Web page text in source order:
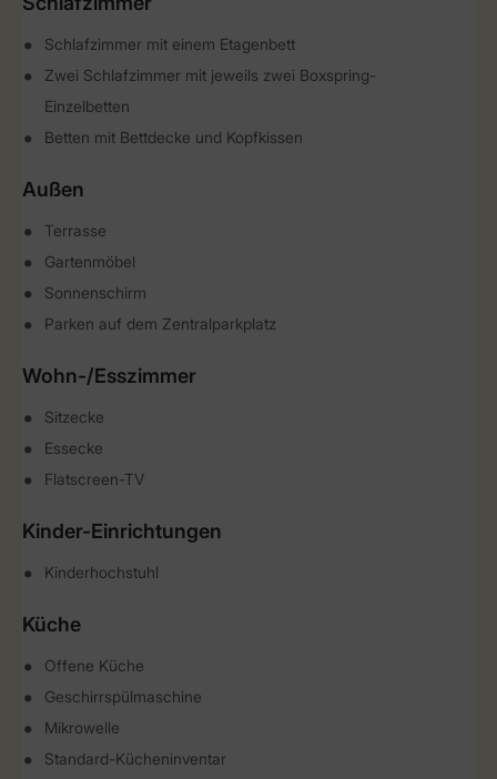
Schlafzimmer mit einem Etagenbett
Zwei Schlafzimmer mit jeweils zwei Boxspring-
Einzelbetten
Betten mit Bettdecke und Kopfkissen
Außen
Terrasse
Gartenmöbel
Sonnenschirm
Parken auf dem Zentralparkplatz
Wohn-/Esszimmer
Sitzecke
Essecke
Flatscreen-TV
Kinder-Einrichtungen
Kinderhochstuhl
Küche
Offene Küche
Geschirrspülmaschine
Mikrowelle
Standard-Kücheninventar